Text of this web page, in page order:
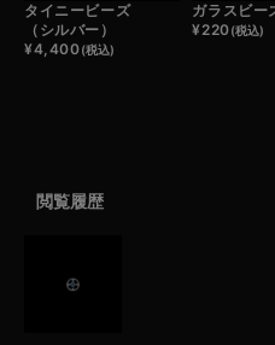
タイニービーズ
（シルバー）
¥4,400(税込)
¥220(税込)
閲覧履歴